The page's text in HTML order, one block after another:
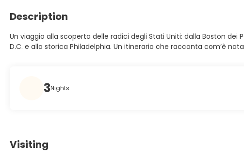
Description
Un viaggio alla scoperta delle radici degli Stati Uniti: dalla Boston
D.C. e alla storica Philadelphia. Un itinerario che racconta com’è
3Nights
Visiting